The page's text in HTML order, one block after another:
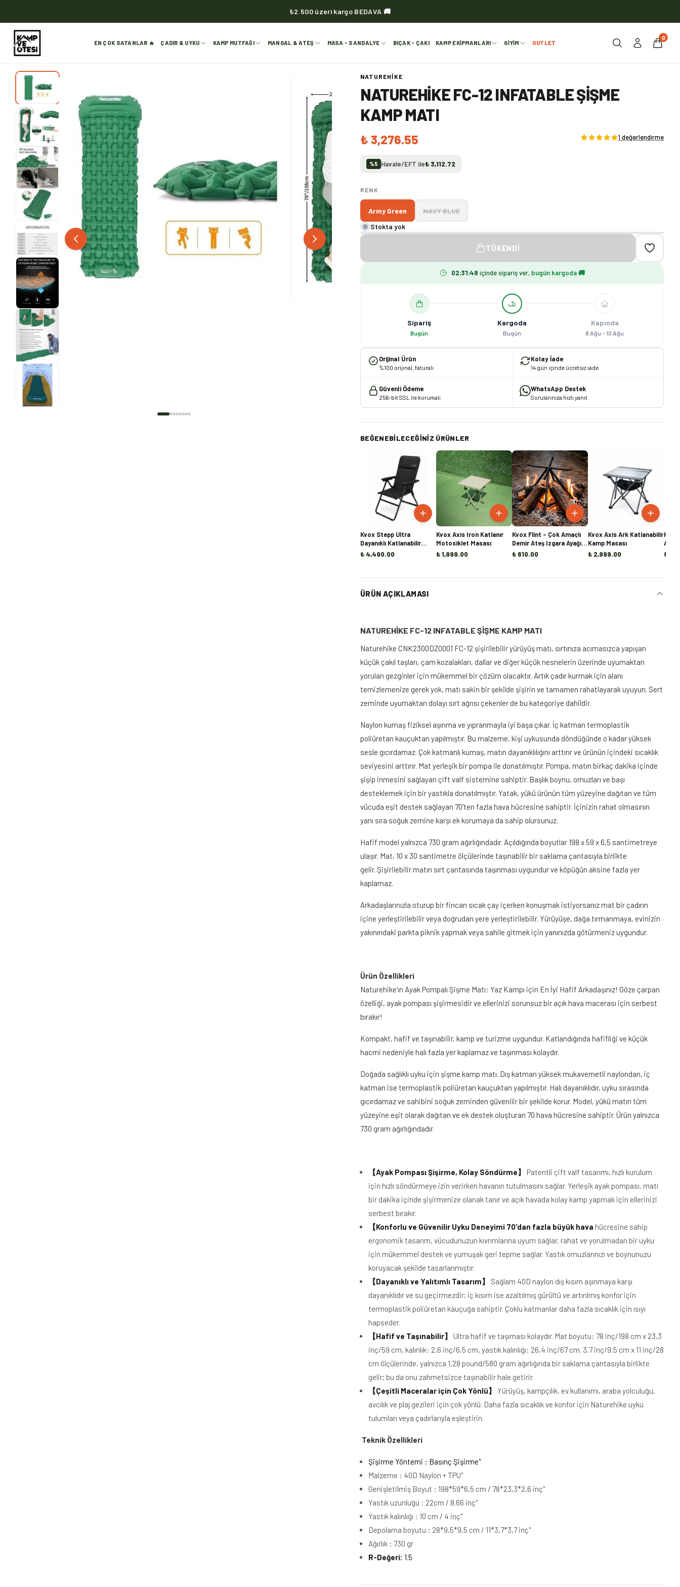
₺2.500 üzeri kargo BEDAVA 🚚
KVOX ürünlerinde kargo her zaman bedava 🔥
EN ÇOK SATANLAR 🔥 ÇADIR & UYKU KAMP MUTFAĞI MANGAL & ATEŞ MASA - SANDALYE BIÇAK - ÇAKI KAMP EKIPMANLARI GIYIM OUTLET
0
NATUREHIKE
NATUREHIKE FC-12 INFATABLE ŞIŞME
KAMP MATI
₺ 3,276.55 1 değerlendirme
%5 Havale/EFT ile₺ 3,112.72
RENK
Army Green
NAVY BLUE
Stokta yok
TÜKENDI
02:31:47 içinde sipariş ver, bugün kargoda 🚚
Sipariş
Bugün
Kargoda
Bugün
Kapında
8 Ağu – 10 Ağu
Orijinal Ürün
%100 orijinal, faturalı
Kolay İade
14 gün içinde ücretsiz iade
Güvenli Ödeme
256-bit SSL ile korumalı
WhatsApp Destek
Sorularınıza hızlı yanıt
BEĞENEBILECEĞINIZ ÜRÜNLER
Kvox Stepp Ultra
Dayanıklı Katlanabilir
Kamp Sandalyesi
₺ 4,490.00
Kvox Axis Iron Katlanır
Motosiklet Masası
₺ 1,999.00
Kvox Flint – Çok Amaçlı
Demir Ateş Izgara Ayağı |
Mangal, Ocak ve Şömine
₺ 610.00
Kvox Axis Ark Katlanabilir
Kamp Masası
₺ 2,999.00
(Ön
₺
ÜRÜN AÇIKLAMASI
NATUREHİKE FC-12 INFATABLE ŞİŞME KAMP MATI
Naturehike CNK2300DZ0001 FC-12 şişirilebilir yürüyüş matı, sırtınıza acımasızca yapışan
küçük çakıl taşları, çam kozalakları, dallar ve diğer küçük nesnelerin üzerinde uyumaktan
yorulan gezginler için mükemmel bir çözüm olacaktır. Artık çadır kurmak için alanı
temizlemenize gerek yok, matı sakin bir şekilde şişirin ve tamamen rahatlayarak uyuyun. Sert
zeminde uyumaktan dolayı sırt ağrısı çekenler de bu kategoriye dahildir.
Naylon kumaş fiziksel aşınma ve yıpranmayla iyi başa çıkar. İç katman termoplastik
poliüretan kauçuktan yapılmıştır. Bu malzeme, kişi uykusunda döndüğünde o kadar yüksek
sesle gıcırdamaz. Çok katmanlı kumaş, matın dayanıklılığını arttırır ve ürünün içindeki sıcaklık
seviyesini arttırır. Mat yerleşik bir pompa ile donatılmıştır. Pompa, matın birkaç dakika içinde
şişip inmesini sağlayan çift valf sistemine sahiptir. Başlık boynu, omuzları ve başı
desteklemek için bir yastıkla donatılmıştır. Yatak, yükü ürünün tüm yüzeyine dağıtan ve tüm
vücuda eşit destek sağlayan 70'ten fazla hava hücresine sahiptir. İçinizin rahat olmasının
yanı sıra soğuk zemine karşı ek korumaya da sahip olursunuz.
Hafif model yalnızca 730 gram ağırlığındadır. Açıldığında boyutlar 198 x 59 x 6,5 santimetreye
ulaşır. Mat, 10 x 30 santimetre ölçülerinde taşınabilir bir saklama çantasıyla birlikte
gelir. Şişirilebilir matın sırt çantasında taşınması uygundur ve köpüğün aksine fazla yer
kaplamaz.
Arkadaşlarınızla oturup bir fincan sıcak çay içerken konuşmak istiyorsanız mat bir çadırın
içine yerleştirilebilir veya doğrudan yere yerleştirilebilir. Yürüyüşe, dağa tırmanmaya, evinizin
yakınındaki parkta piknik yapmak veya sahile gitmek için yanınızda götürmeniz uygundur.
Ürün Özellikleri
Naturehike'ın Ayak Pompalı Şişme Matı: Yaz Kampı için En İyi Hafif Arkadaşınız! Göze çarpan
özelliği, ayak pompası şişirmesidir ve ellerinizi sorunsuz bir açık hava macerası için serbest
bırakır!
Kompakt, hafif ve taşınabilir, kamp ve turizme uygundur. Katlandığında hafifliği ve küçük
hacmi nedeniyle halı fazla yer kaplamaz ve taşınması kolaydır.
Doğada sağlıklı uyku için şişme kamp matı. Dış katman yüksek mukavemetli naylondan, iç
katman ise termoplastik poliüretan kauçuktan yapılmıştır. Halı dayanıklıdır, uyku sırasında
gıcırdamaz ve sahibini soğuk zeminden güvenilir bir şekilde korur. Model, yükü matın tüm
yüzeyine eşit olarak dağıtan ve ek destek oluşturan 70 hava hücresine sahiptir. Ürün yalnızca
730 gram ağırlığındadır.
【Ayak Pompası Şişirme, Kolay Söndürme】
Patentli çift valf tasarımı, hızlı kurulum
için hızlı söndürmeye izin verirken havanın tutulmasını sağlar. Yerleşik ayak pompası, matı
bir dakika içinde şişirmenize olanak tanır ve açık havada kolay kamp yapmak için ellerinizi
serbest bırakır.
【Konforlu ve Güvenilir Uyku Deneyimi 70'dan fazla büyük hava hücresine sahip
ergonomik tasarım, vücudunuzun kıvrımlarına uyum sağlar, rahat ve yorulmadan bir uyku
için mükemmel destek ve yumuşak geri tepme sağlar. Yastık omuzlarınızı ve boynunuzu
koruyacak şekilde tasarlanmıştır.
【Dayanıklı ve Yalıtımlı Tasarım】
Sağlam 40D naylon dış kısım aşınmaya karşı
dayanıklıdır ve su geçirmezdir; iç kısım ise azaltılmış gürültü ve artırılmış konfor için
termoplastik poliüretan kauçuğa sahiptir. Çoklu katmanlar daha fazla sıcaklık için ısıyı
hapseder.
【Hafif ve Taşınabilir】
Ultra hafif ve taşıması kolaydır. Mat boyutu: 78 inç/198 cm x 23,3
inç/59 cm, kalınlık: 2,6 inç/6,5 cm, yastık kalınlığı: 26,4 inç/67 cm. 3,7 inç/9,5 cm x 11 inç/28
cm ölçülerinde, yalnızca 1,28 pound/580 gram ağırlığında bir saklama çantasıyla birlikte
gelir; bu da onu zahmetsizce taşınabilir hale getirir.
【Çeşitli Maceralar için Çok Yönlü】
Yürüyüş, kampçılık, ev kullanımı, araba yolculuğu,
avcılık ve plaj gezileri için çok yönlü. Daha fazla sıcaklık ve konfor için Naturehike uyku
tulumları veya çadırlarıyla eşleştirin.
Teknik Özellikleri
Şişirme Yöntemi : Basınç Şişirme"
Malzeme : 40D Naylon + TPU"
Genişletilmiş Boyut : 198*59*6,5 cm / 78*23,3*2,6 inç"
Yastık uzunluğu : 22cm / 8.66 inç"
Yastık kalınlığı : 10 cm / 4 inç"
Depolama boyutu : 28*9,5*9,5 cm / 11*3,7*3,7 inç"
Ağırlık : 730 gr
R-Değeri: 1.5